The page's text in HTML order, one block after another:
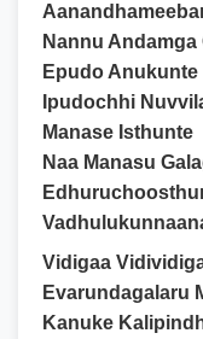
Nannu
Epudo Anukunte
Ipudochhi
Manase Isthunte
Naa Manasu
Vidigaa
Evarundagalaru
Kanuke